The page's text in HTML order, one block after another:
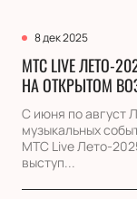
8 дек 2025
МТС LIVE ЛЕТО-
НА ОТКРЫТОМ
С июня по август
музыкальных
МТС Live Лето-
выступ...